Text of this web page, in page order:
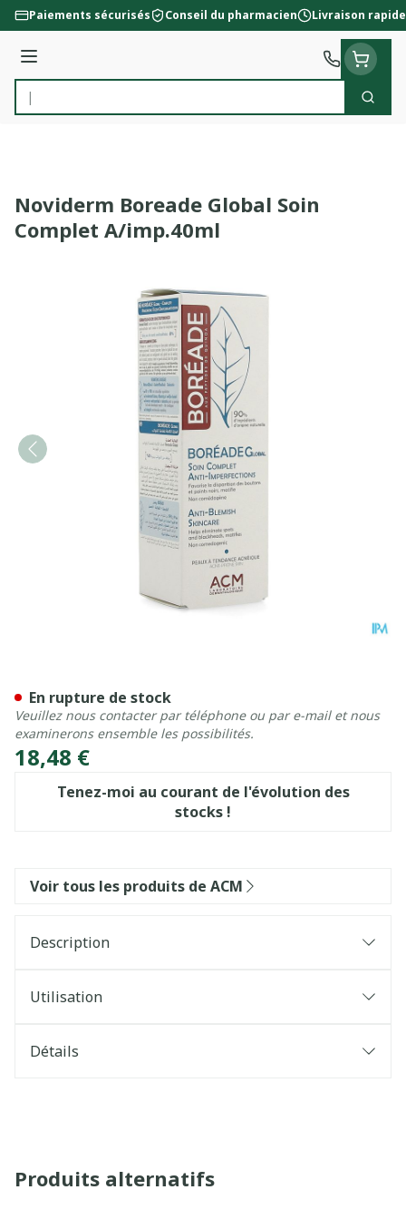
Aller au contenu
Paiements sécurisés Conseil du pharmacien Livraison rapide
Menu
Rechercher
Noviderm Boreade Global Soin
Complet A/imp.40ml
18,48 €
Tenez-moi au courant de l'évolution des
stocks !
En rupture de stock
Veuillez nous contacter par téléphone ou par e-mail et nous
examinerons ensemble les possibilités.
Voir tous les produits de ACM
Description
Utilisation
Détails
Produits alternatifs